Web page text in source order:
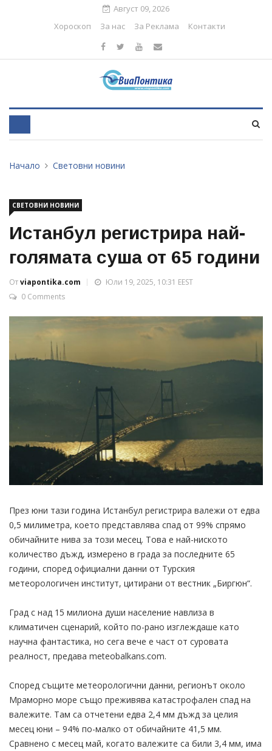
Август 09, 2026
Хороскоп
За нас За Реклама Контакти
Начало Световни новини
СВЕТОВНИ НОВИНИ
Истанбул регистрира най-
голямата суша от 65 години
Отviapontika.com
Юли 19, 2025, 10:31 EEST
0 Comments
През юни тази година Истанбул регистрира валежи от едва
0,5 милиметра, което представлява спад от 99% спрямо
обичайните нива за този месец. Това е най-ниското
количество дъжд, измерено в града за последните 65
години, според официални данни от Турския
метеорологичен институт, цитирани от вестник „Биргюн“.
Град с над 15 милиона души население навлиза в
климатичен сценарий, който по-рано изглеждаше като
научна фантастика, но сега вече е част от суровата
реалност, предава meteobalkans.com.
Според същите метеорологични данни, регионът около
Мраморно море също преживява катастрофален спад на
валежите. Там са отчетени едва 2,4 мм дъжд за целия
месец юни – 94% по-малко от обичайните 41,5 мм.
Сравнено с месец май, когато валежите са били 3,4 мм, има